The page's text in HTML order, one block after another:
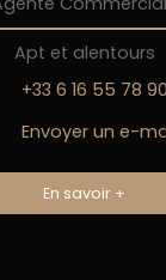
Apt et alentours
+33 6 16 55 78 90
Envoyer un e-
En savoir +